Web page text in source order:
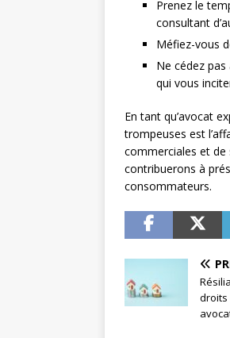
Prenez le
consultant
Méfiez-vous
Ne cédez pas
qui vous
En tant qu’avocat
trompeuses est
commerciales et de
contribuerons à
consommateurs.
droits